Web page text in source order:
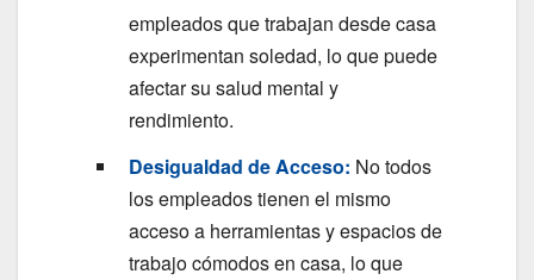
empleados que trabajan desde casa
experimentan soledad, lo que puede
afectar su salud mental y
rendimiento.
Desigualdad de Acceso: No todos
los empleados tienen el mismo
acceso a herramientas y espacios de
trabajo cómodos en casa, lo que